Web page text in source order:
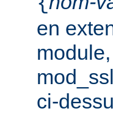
en
ci-